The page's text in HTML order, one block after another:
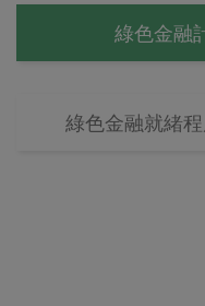
綠色金融
綠色金融就緒